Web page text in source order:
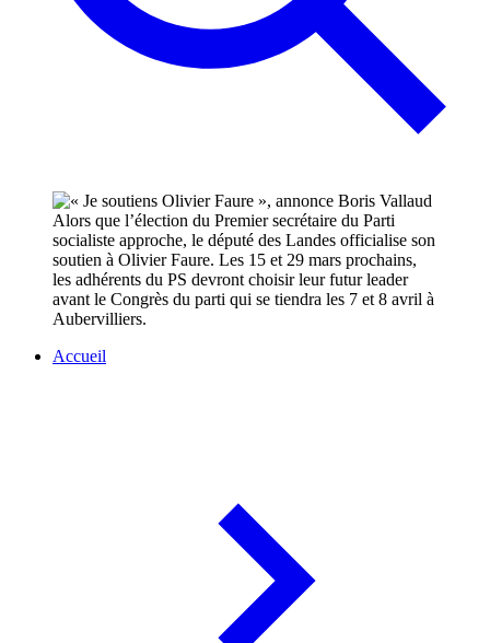
Alors que l’élection du Premier secrétaire du Parti
socialiste approche, le député des Landes officialise son
soutien à Olivier Faure. Les 15 et 29 mars prochains,
les adhérents du PS devront choisir leur futur leader
avant le Congrès du parti qui se tiendra les 7 et 8 avril à
Aubervilliers.
Accueil